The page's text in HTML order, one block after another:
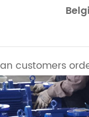
customers